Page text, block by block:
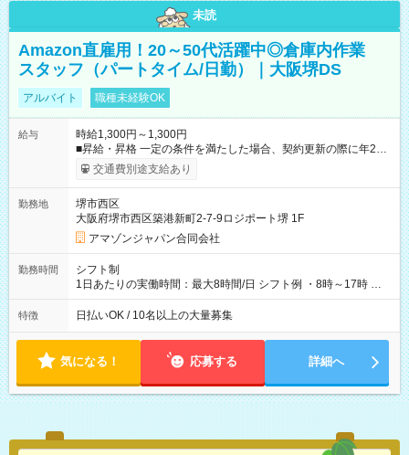
未読
Amazon直雇用！20～50代活躍中◎倉庫内作業
スタッフ（パートタイム/日勤）｜大阪堺DS
アルバイト 職種未経験OK
給与
時給1,300円～1,300円
■昇給・昇格 一定の条件を満たした場合、契約更新の際に年2回
まで昇給の機会があります。 ■正社員登用制度あり ※月末締/翌
月25日支払い ※時間外手当、別途支給 ※深夜割増賃金 (22:00～
☆Amazon直雇用で安定して働けます！ 【試用期間】試用期間
あり 試用期間の長さ：1週間 雇用形態、給与は本採用時と同じ
です。
交通費別途支給あり
勤務地
堺市西区
大阪府堺市西区築港新町2-7-9ロジポート堺 1F
アマゾンジャパン合同会社
勤務時間
シフト制
1日あたりの実働時間：最大8時間/日 シフト例 ・8時～17時 ・
12時～21時
特徴 日払いOK / 10名以上の大量募集
気になる！ 応募する 詳細へ